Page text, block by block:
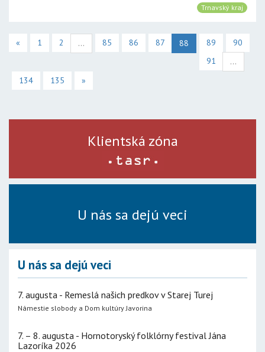
Trnavský kraj
« 1 2 ... 85 86 87 88 89
90
91
...
134
135 »
Klientská zóna
U nás sa dejú veci
U nás sa dejú veci
7. augusta - Remeslá našich predkov v Starej Turej
Námestie slobody a Dom kultúry Javorina
7. – 8. augusta - Hornotoryský folklórny festival Jána
Lazoríka 2026